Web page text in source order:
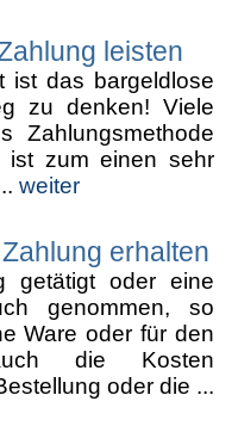
leisten
ist das bargeldlose
zu denken! Viele
Zahlungsmethode
ist zum einen sehr
weiter
erhalten
getätigt oder eine
genommen, so
Ware oder für den
die Kosten
oder die ...